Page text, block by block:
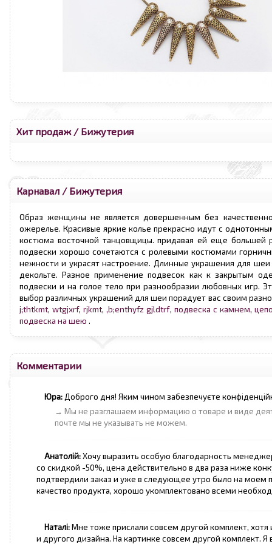
Хит продаж/ Бижутерия
Карнавал / Бижутерия
Образ женщины не является довершенным без
ожерелье. Красивые яркие колье прекрасно идут с
костюма восточной танцовщицы. придавая ей еще большей
подвески хорошо сочетаются с ролевыми костюмами
нежности и украсят настроение. Длинные украшения для
декольте. Разное применение подвесок как к закрытым
подвески и на голое тело при разнообразии любовных игр.
выбор различных украшений для шеи порадует вас своим
j;thtkmt,wtgjxrf,rjkmt,,b;enthyfz gjldtrf, подвеска с камнем,
подвеска на шею .
Комментарии
Юра: Доброго дня! Яким чином забезпечуєте
→ Мы не разглашаем информацию о товаре и виде
почте мы не указывать не можем.
Анатолій:Хочу выразить особую благодарность
со скидкой -50%, цена действительно в два раза ниже
подтвердили заказ и уже в следующее утро было на моем
качество продукта, хорошо укомплектовано всеми
Наталі:Мне тоже прислали совсем другой комплект,
и другого дизайна. На картинке совсем другой комплект.